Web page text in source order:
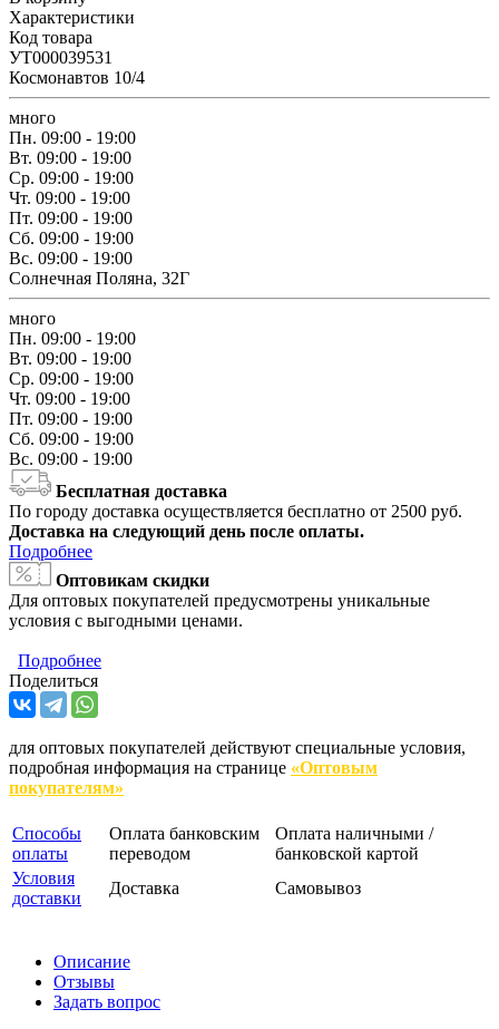
Характеристики
Код товара
УТ000039531
Космонавтов 10/4
много
Пн. 09:00 - 19:00
Вт. 09:00 - 19:00
Ср. 09:00 - 19:00
Чт. 09:00 - 19:00
Пт. 09:00 - 19:00
Сб. 09:00 - 19:00
Вс. 09:00 - 19:00
Солнечная Поляна, 32Г
много
Пн. 09:00 - 19:00
Вт. 09:00 - 19:00
Ср. 09:00 - 19:00
Чт. 09:00 - 19:00
Пт. 09:00 - 19:00
Сб. 09:00 - 19:00
Вс. 09:00 - 19:00
Бесплатная доставка
По городу доставка осуществляется бесплатно от 2500 руб.
Доставка на следующий день после оплаты.
Подробнее
Оптовикам скидки
Для оптовых покупателей предусмотрены уникальные
условия с выгодными ценами.
Подробнее
Поделиться
для оптовых покупателей действуют специальные условия,
подробная информация на странице «Оптовым
покупателям»
Способы
оплаты
Оплата банковским
переводом
Оплата наличными /
банковской картой
Условия
доставки
Доставка Самовывоз
Описание
Отзывы
Задать вопрос